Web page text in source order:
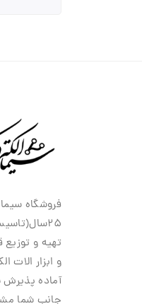
فروشگاه
تهیه و
و ابزار الات
آماده پذیرش